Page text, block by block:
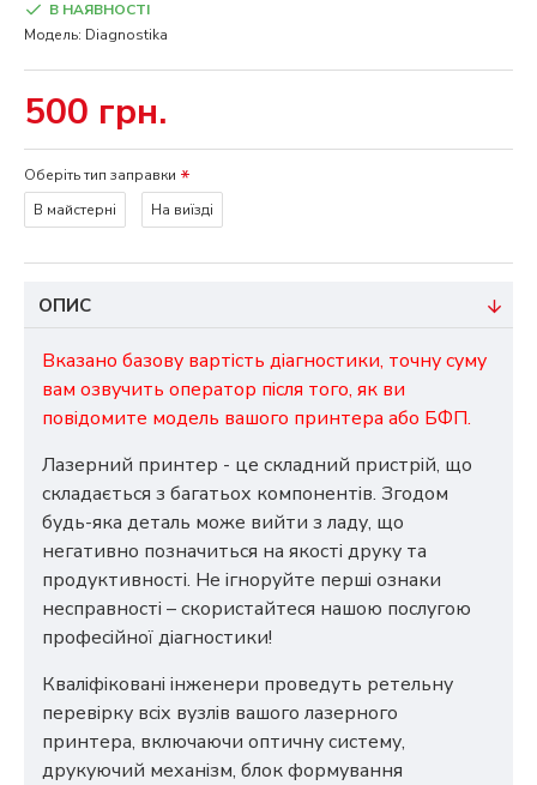
500 грн.
В НАЯВНОСТІ
Модель: Diagnostika
Оберіть тип заправки
В майстерні
На виїзді
ОПИС
Вказано базову вартість діагностики, точну суму
вам озвучить оператор після того, як ви
повідомите модель вашого принтера або БФП.
Лазерний принтер - це складний пристрій, що
складається з багатьох компонентів. Згодом
будь-яка деталь може вийти з ладу, що
негативно позначиться на якості друку та
продуктивності. Не ігноруйте перші ознаки
несправності – скористайтеся нашою послугою
професійної діагностики!
Кваліфіковані інженери проведуть ретельну
перевірку всіх вузлів вашого лазерного
принтера, включаючи оптичну систему,
друкуючий механізм, блок формування